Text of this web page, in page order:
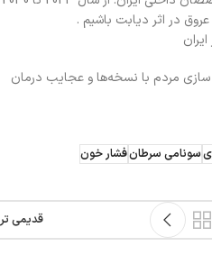
در اثر دیابت باشیم .
سازي مردم با نسخه‌ها و عجايب درمان
سونامی سرطانفشار خون
قدیمی تر